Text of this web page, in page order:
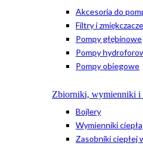
Akcesoria do
Filtry i
Pompy głębinowe
Pompy
Pompy obiegowe
Zbiorniki, wymienniki i
Bojlery
Wymienniki ciepła
Zasobniki ciepłej